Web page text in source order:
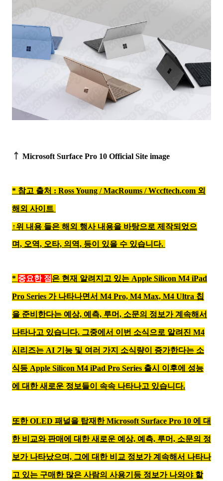
↑ Microsoft Surface Pro 10 Official Site image
* 참고 출처 : Ross Young /MacRoums /Wccftech.com 외
해외 사이트
↑위 내용 들은 해외 행사 내용을 바탕으로 제작되었으
며, 오역, 오타, 의역, 등이 있을 수 있습니다.
* 중요한 점 은 현재 알려지고 있는 Apple Silicon M4 iPad
Pro Series 가 나타나면서 M4 Pro, M4 Max, M4 Ultra 칩
을 준비한다는 예상, 예측, 루머, 소문의 정보가 계속해서
나타나고 있습니다. 그중에서 이번 소식으로 알려진 M4
시리즈는 AI 기능 및 여러 가지 소식량이 증가한다는 소
식등 Apple Silicon M4 iPad Pro Series 출시 이후에 성능
에 대한 새로운 정보들이 속속 나타나고 있습니다.
또한 OLED 패널을 탑재한 Microsoft Surface Pro 10 에 대
한 비교와 판매에 대한 새로운 예상, 예측, 루머, 소문의 정
보가 나타났으며, 그에 대한 비교 정보가 계속해서 나타나
고 있는 구매한 많은 사람의 사용기등 정보가 나와야 할